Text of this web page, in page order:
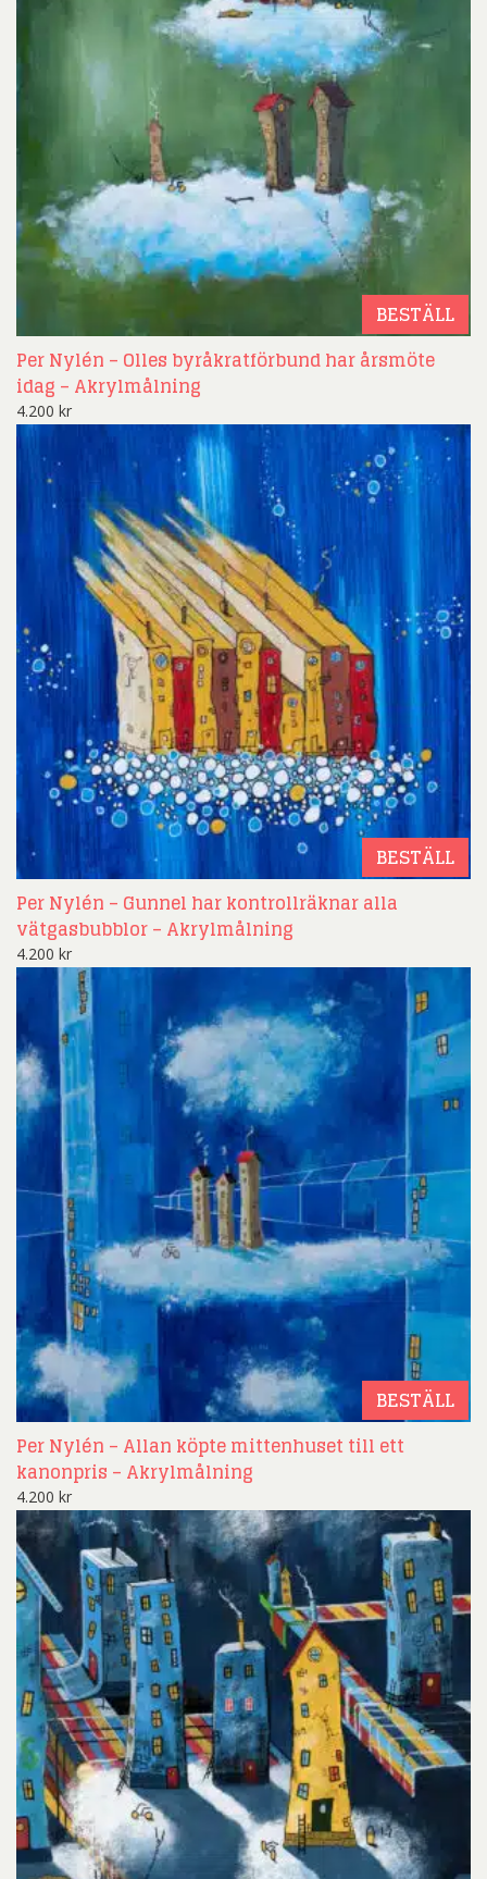
BESTÄLL
Per Nylén – Olles byråkratförbund har årsmöte
idag – Akrylmålning
4.200 kr
BESTÄLL
Per Nylén – Gunnel har kontrollräknar alla
vätgasbubblor – Akrylmålning
4.200 kr
BESTÄLL
Per Nylén – Allan köpte mittenhuset till ett
kanonpris – Akrylmålning
4.200 kr